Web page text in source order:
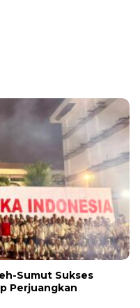
Sumut Sukses
Perjuangkan